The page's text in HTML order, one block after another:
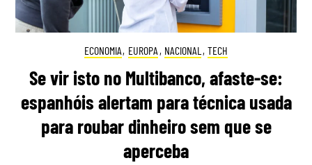
ECONOMIA, EUROPA , NACIONAL , TECH
Se vir isto no Multibanco, afaste-se:
espanhóis alertam para técnica usada
para roubar dinheiro sem que se
aperceba